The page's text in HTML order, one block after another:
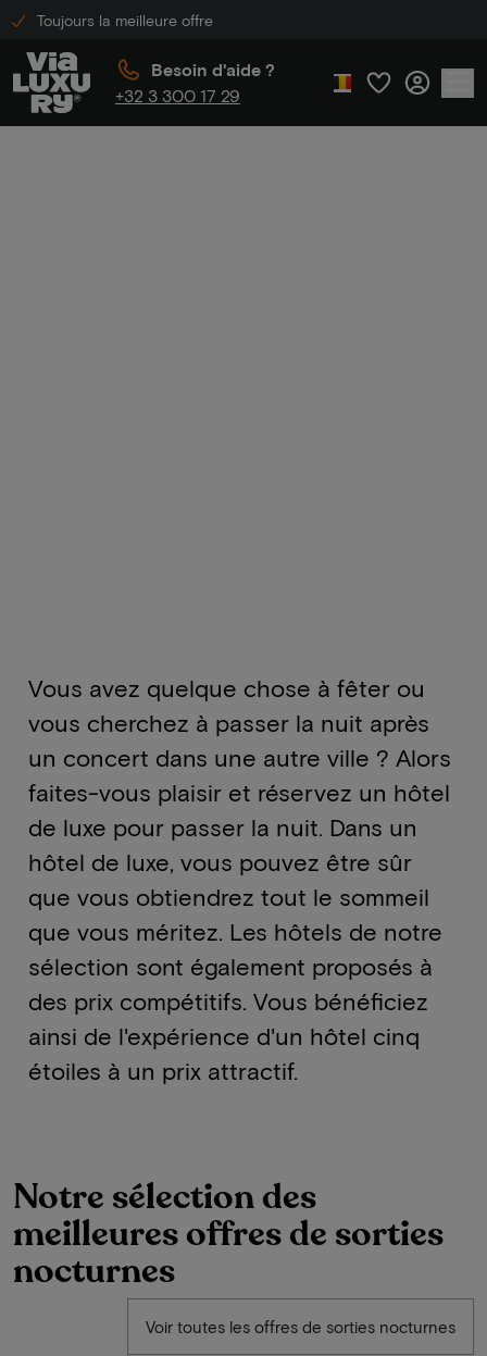
Toujours la meilleure offre
Besoin d'aide ?
+32 3 300 17 29
Vous avez quelque chose à fêter ou
vous cherchez à passer la nuit après
un concert dans une autre ville ? Alors
faites-vous plaisir et réservez un hôtel
de luxe pour passer la nuit. Dans un
hôtel de luxe, vous pouvez être sûr
que vous obtiendrez tout le sommeil
que vous méritez. Les hôtels de notre
sélection sont également proposés à
des prix compétitifs. Vous bénéficiez
ainsi de l'expérience d'un hôtel cinq
étoiles à un prix attractif.
Notre sélection des
meilleures offres de sorties
nocturnes
Voir toutes les offres de sorties nocturnes